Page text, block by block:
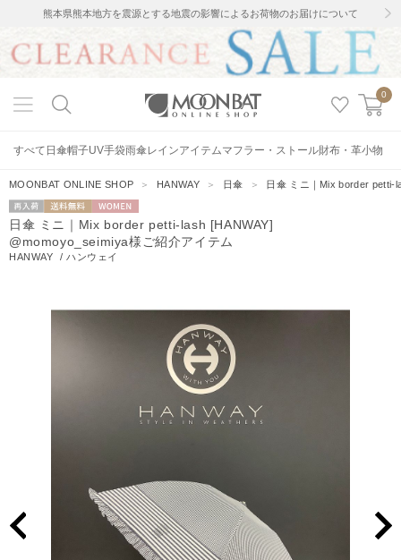
熊本県熊本地方を震源とする地震の影響によるお荷物のお届けについて
0
すべて 日傘帽子UV手袋雨傘レインアイテムマフラー・ストール財布・革小物
MOONBAT ONLINE SHOP ＞ HANWAY ＞ 日傘 ＞ 日傘 ミニ｜Mix border petti-
再入荷 送料無料 WOMEN
日傘 ミニ｜Mix border petti-lash [HANWAY]
@momoyo_seimiya様ご紹介アイテム
HANWAY /ハンウェイ